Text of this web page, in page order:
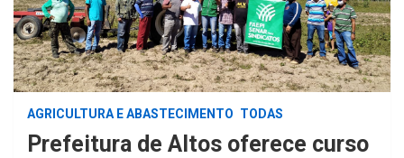
AGRICULTURA E ABASTECIMENTO TODAS
Prefeitura de Altos oferece curso